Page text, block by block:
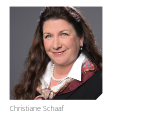
Christiane Schaaf